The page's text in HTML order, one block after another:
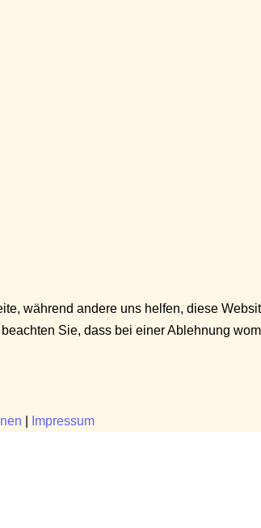
während andere uns helfen, diese
Sie, dass bei einer Ablehnung
Impressum